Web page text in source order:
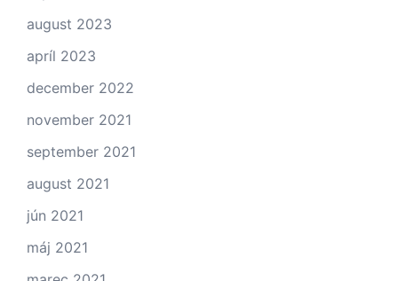
august 2023
apríl 2023
december 2022
november 2021
september 2021
august 2021
jún 2021
máj 2021